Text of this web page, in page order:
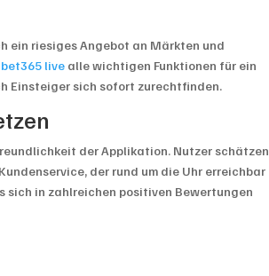
ein riesiges Angebot an Märkten und
bet365 live alle wichtigen Funktionen für ein
Einsteiger sich sofort zurechtfinden.
der Applikation. Nutzer schätzen
der rund um die Uhr erreichbar
in zahlreichen positiven Bewertungen